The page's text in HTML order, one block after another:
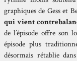
graphiques de Gess et
qui vient
de l’épisode offre son
épisode plus
désormais rétablie